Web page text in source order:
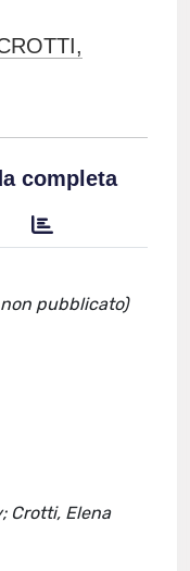
completa
pubblicato)
Crotti, Elena